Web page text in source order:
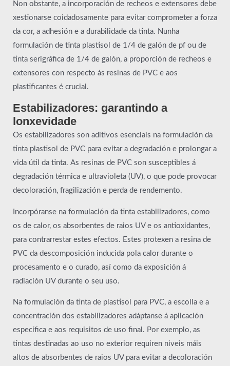
Non obstante, a incorporación de recheos e extensores debe
xestionarse coidadosamente para evitar comprometer a forza
da cor, a adhesión e a durabilidade da tinta. Nunha
formulación de tinta plastisol de 1/4 de galón de pf ou de
tinta serigráfica de 1/4 de galón, a proporción de recheos e
extensores con respecto ás resinas de PVC e aos
plastificantes é crucial.
Estabilizadores: garantindo a
lonxevidade
Os estabilizadores son aditivos esenciais na formulación da
tinta plastisol de PVC para evitar a degradación e prolongar a
vida útil da tinta. As resinas de PVC son susceptibles á
degradación térmica e ultravioleta (UV), o que pode provocar
decoloración, fragilización e perda de rendemento.
Incorpóranse na formulación da tinta estabilizadores, como
os de calor, os absorbentes de raios UV e os antioxidantes,
para contrarrestar estes efectos. Estes protexen a resina de
PVC da descomposición inducida pola calor durante o
procesamento e o curado, así como da exposición á
radiación UV durante o seu uso.
Na formulación da tinta de plastisol para PVC, a escolla e a
concentración dos estabilizadores adáptanse á aplicación
específica e aos requisitos de uso final. Por exemplo, as
tintas destinadas ao uso no exterior requiren niveis máis
altos de absorbentes de raios UV para evitar a decoloración